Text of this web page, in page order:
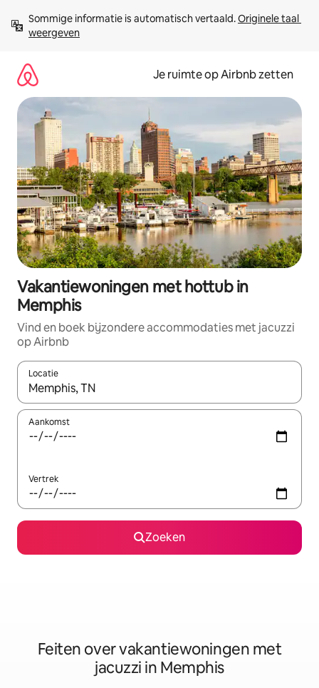
direct
naar
Sommige informatie is automatisch vertaald. Originele taal
weergeven
Je ruimte op Airbnb zetten
Vakantiewoningen met hottub in
Memphis
Vind en boek bijzondere accommodaties met jacuzzi
op Airbnb
Locatie
Wanneer er suggesties beschikbaar zijn, maak je een keuze
Aankomst
Vertrek
Zoeken
Feiten over vakantiewoningen met
jacuzzi in Memphis